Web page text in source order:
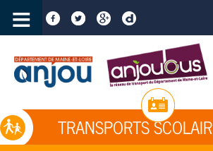
≡
TRANSPORTS